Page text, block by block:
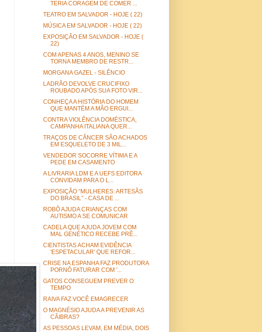
TERIA CORAGEM DE COMER ...
TEATRO EM SALVADOR - HOJE ( 22)
MÚSICA EM SALVADOR - HOJE ( 22)
EXPOSIÇÃO EM SALVADOR - HOJE (
22)
COM APENAS 4 ANOS, MENINO SE
TORNA MEMBRO DE RESTR...
MORGANA GAZEL - SILÊNCIO
LADRÃO DEVOLVE CRUCIFIXO
ROUBADO APÓS SUA FOTO VIR...
CONHEÇA A HISTÓRIA DO HOMEM
QUE MANTÉM A MÃO ERGUI...
CONTRA VIOLÊNCIA DOMÉSTICA,
CAMPANHA ITALIANA QUER...
TRAÇOS DE CÂNCER SÃO ACHADOS
EM ESQUELETO DE 3 MIL...
VENDEDOR SOCORRE VÍTIMA E A
PEDE EM CASAMENTO
A LIVRARIA LDM E A UEFS EDITORA
CONVIDAM PARA O L...
EXPOSIÇÃO “MULHERES: ARTESÃS
DO BRASIL” - CASA DE ...
ROBÔ AJUDA CRIANÇAS COM
AUTISMO A SE COMUNICAR
CADELA QUE AJUDA JOVEM COM
MAL GENÉTICO RECEBE PRÊ...
CIENTISTAS ACHAM EVIDÊNCIA
'ESPETACULAR' QUE REFOR...
CRISE NA ESPANHA FAZ PRODUTORA
PORNÔ FATURAR COM '...
GATOS CONSEGUEM PREVER O
TEMPO
RAIVA FAZ VOCÊ EMAGRECER
O MAGNÉSIO AJUDA A PREVENIR AS
CÃIBRAS?
AS PESSOAS LEVAM, EM MÉDIA, DOIS